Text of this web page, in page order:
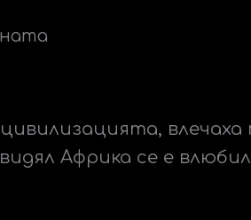
Африка се е влюбил